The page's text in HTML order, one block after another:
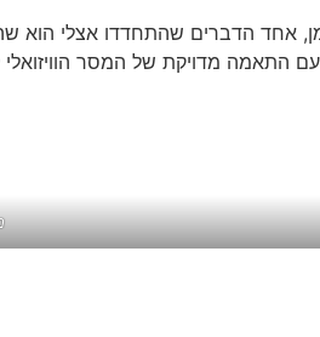
אחד הדברים שהתחדדו אצלי הוא
עם התאמה מדויקת של המסר